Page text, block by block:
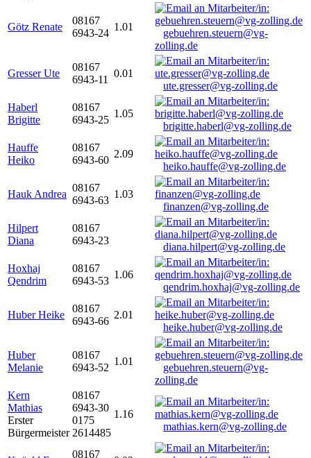
Götz Renate
08167
6943-24
1.01
gebuehren.steuern@vg-
zolling.de
Gresser Ute
08167
6943-11
0.01
ute.gresser@vg-zolling.de
Haberl
Brigitte
08167
6943-25
1.05
brigitte.haberl@vg-zolling.de
Hauffe
Heiko
08167
6943-60
2.09
heiko.hauffe@vg-zolling.de
Hauk Andrea
08167
6943-63
1.03
finanzen@vg-zolling.de
Hilpert
Diana
08167
6943-23
diana.hilpert@vg-zolling.de
Hoxhaj
Qendrim
08167
6943-53
1.06
qendrim.hoxhaj@vg-zolling.de
Huber Heike
08167
6943-66
2.01
heike.huber@vg-zolling.de
Huber
Melanie
08167
6943-52
1.01
gebuehren.steuern@vg-
zolling.de
Kern
Mathias
Erster
Bürgermeister
08167
6943-30
0175
2614485
1.16
mathias.kern@vg-zolling.de
08167